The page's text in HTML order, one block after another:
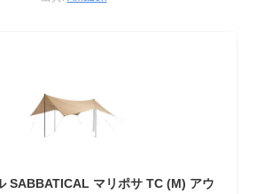
SABBATICAL マリポサ TC (M) アウ